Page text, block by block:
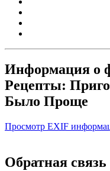
Информация о
Рецепты:
Было Проще
Просмотр EXIF
Обратная связь